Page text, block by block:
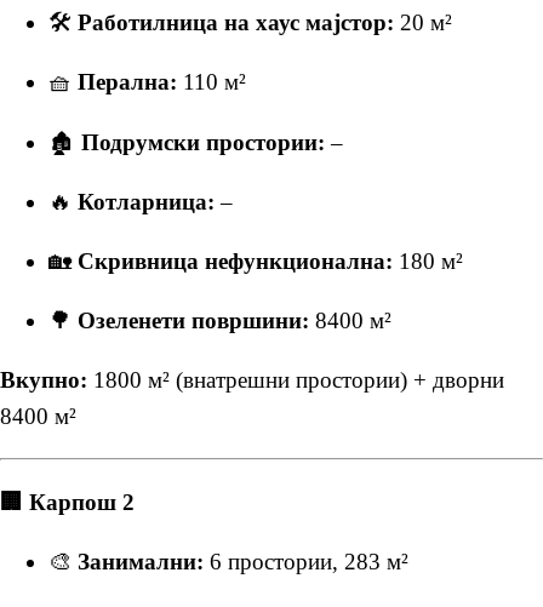
🛠 Работилница на хаус мајстор: 20 м²
🧺 Перална: 110 м²
🏚 Подрумски простории: –
🔥 Котларница: –
🏡 Скривница нефункционална: 180 м²
🌳 Озеленети површини: 8400 м²
Вкупно: 1800 м² (внатрешни простории) + дворни
8400 м²
🏢 Карпош 2
🎨 Занимални: 6 простории, 283 м²